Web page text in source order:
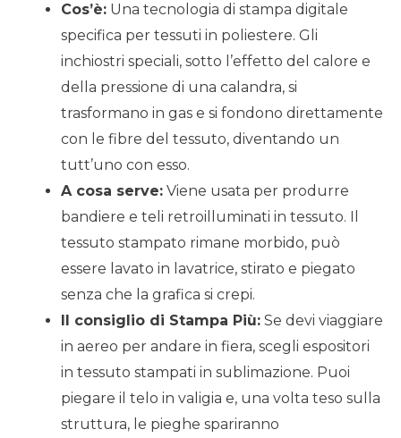
Cos’è: Una tecnologia di stampa digitale
specifica per tessuti in poliestere. Gli
inchiostri speciali, sotto l’effetto del calore e
della pressione di una calandra, si
trasformano in gas e si fondono direttamente
con le fibre del tessuto, diventando un
tutt’uno con esso.
A cosa serve: Viene usata per produrre
bandiere e teli retroilluminati in tessuto. Il
tessuto stampato rimane morbido, può
essere lavato in lavatrice, stirato e piegato
senza che la grafica si crepi.
Il consiglio di Stampa Più: Se devi viaggiare
in aereo per andare in fiera, scegli espositori
in tessuto stampati in sublimazione. Puoi
piegare il telo in valigia e, una volta teso sulla
struttura, le pieghe spariranno